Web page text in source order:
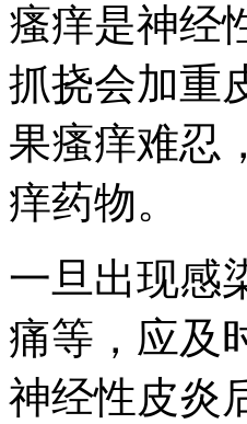
瘙痒是神经
抓挠会加重
果瘙痒难忍
痒药物。
一旦出现感
痛等，应及
神经性皮炎